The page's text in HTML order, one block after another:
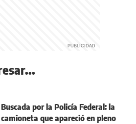
Buscada por la Policía Federal: la
camioneta que apareció en pleno